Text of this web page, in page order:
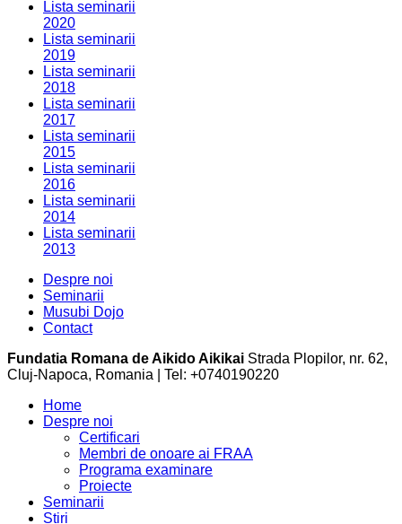
Lista seminarii
2020
Lista seminarii
2019
Lista seminarii
2018
Lista seminarii
2017
Lista seminarii
2015
Lista seminarii
2016
Lista seminarii
2014
Lista seminarii
2013
Despre noi
Seminarii
Musubi Dojo
Contact
Fundatia Romana de Aikido Aikikai Strada Plopilor, nr. 62,
Cluj-Napoca, Romania | Tel: +0740190220
Home
Despre noi
Certificari
Membri de onoare ai FRAA
Programa examinare
Proiecte
Seminarii
Stiri